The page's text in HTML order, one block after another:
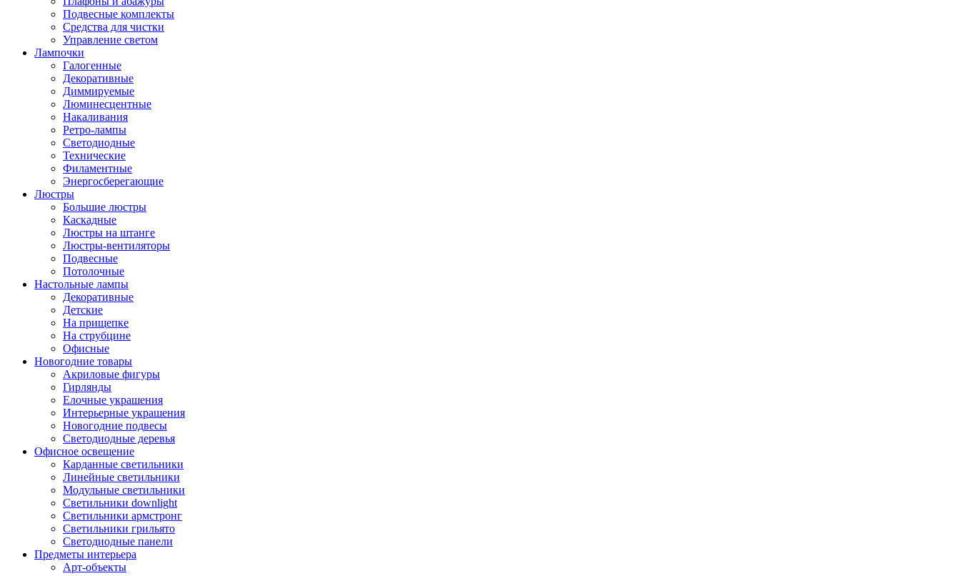
Подвесные комплекты
Средства для чистки
Управление светом
Лампочки
Галогенные
Декоративные
Диммируемые
Люминесцентные
Накаливания
Ретро-лампы
Светодиодные
Технические
Филаментные
Энергосберегающие
Люстры
Большие люстры
Каскадные
Люстры на штанге
Люстры-вентиляторы
Подвесные
Потолочные
Настольные лампы
Декоративные
Детские
На прищепке
На струбцине
Офисные
Новогодние товары
Акриловые фигуры
Гирлянды
Елочные украшения
Интерьерные украшения
Новогодние подвесы
Светодиодные деревья
Офисное освещение
Карданные светильники
Линейные светильники
Модульные светильники
Светильники downlight
Светильники армстронг
Светильники грильято
Светодиодные панели
Предметы интерьера
Арт-объекты